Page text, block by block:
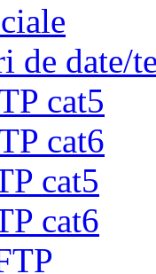
de date/
cat5
cat6
cat5
cat6